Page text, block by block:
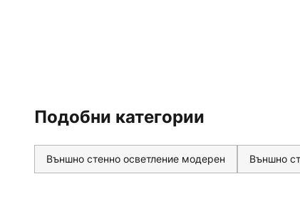
се регулира индивидуално.
мощен и
открито.
Подобни категории
Външно стенно осветление модерен Външно